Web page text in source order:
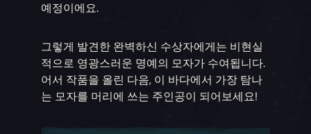
예정이에요.
그렇게 발견한 완벽하신 수상자에게는 비현실
적으로 영광스러운 명예의 모자가 수여됩니다.
어서 작품을 올린 다음, 이 바다에서 가장 탐나
는 모자를 머리에 쓰는 주인공이 되어보세요!